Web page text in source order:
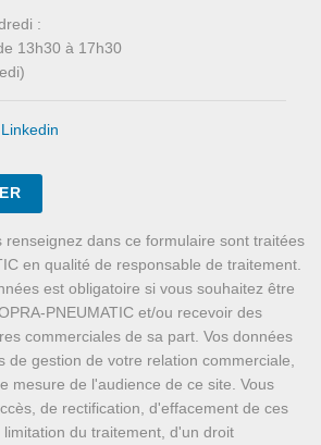
:
13h30 à 17h30
renseignez dans ce formulaire sont traitées
en qualité de responsable de traitement.
est obligatoire si vous souhaitez être
PNEUMATIC et/ou recevoir des
commerciales de sa part. Vos données
de gestion de votre relation commerciale,
mesure de l'audience de ce site. Vous
de rectification, d'effacement de ces
du traitement, d'un droit